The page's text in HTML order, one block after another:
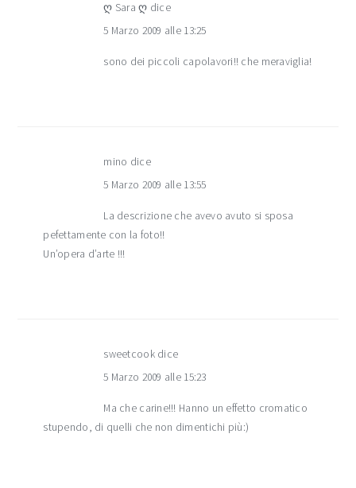
ღ Sara ღ dice
5 Marzo 2009 alle 13:25
sono dei piccoli capolavori!! che meraviglia!
mino dice
5 Marzo 2009 alle 13:55
La descrizione che avevo avuto si sposa
pefettamente con la foto!!
Un’opera d’arte !!!
sweetcook dice
5 Marzo 2009 alle 15:23
Ma che carine!!! Hanno un effetto cromatico
stupendo, di quelli che non dimentichi più:)